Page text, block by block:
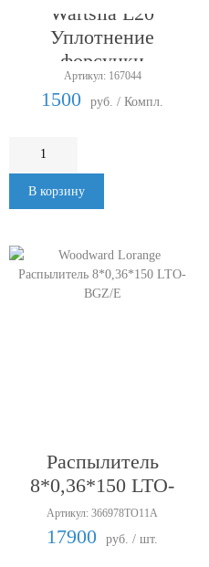
Wartsila L20
Уплотнение
форсунки
Артикул: 167044
1500 руб. / Компл.
В корзину
Распылитель
8*0,36*150 LTO-
BGZ/E
Артикул: 366978TO11A
17900 руб. / шт.